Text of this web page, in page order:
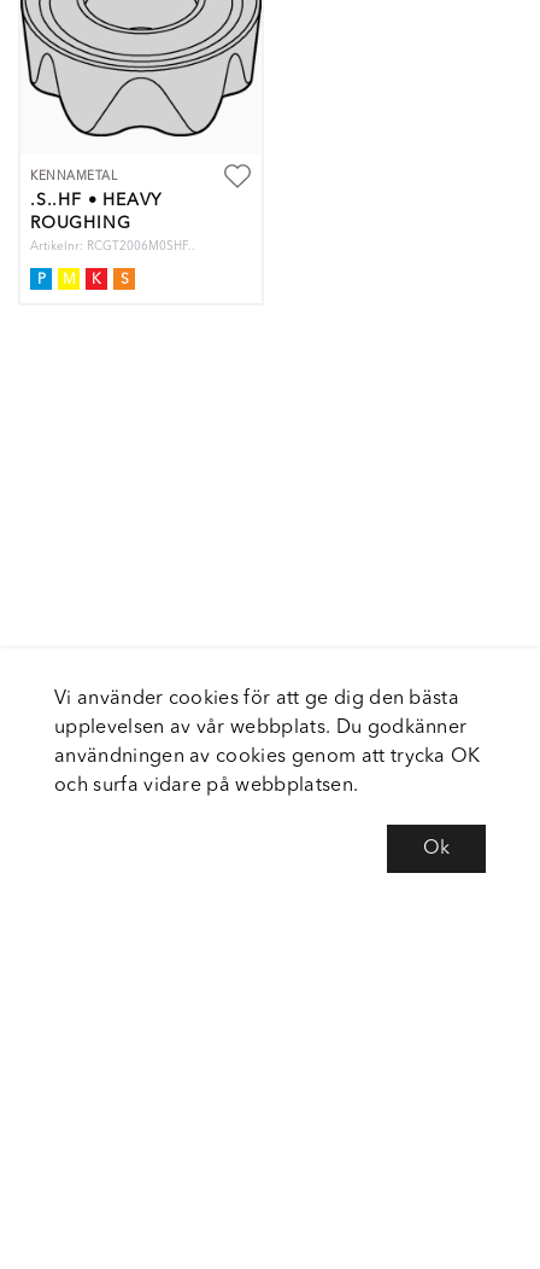
KENNAMETAL
.S..HF • HEAVY
ROUGHING
Artikelnr: RCGT2006M0SHF..
P M K S
Vi använder cookies för att ge dig den bästa
upplevelsen av vår webbplats. Du godkänner
användningen av cookies genom att trycka OK
och surfa vidare på webbplatsen.
Ok